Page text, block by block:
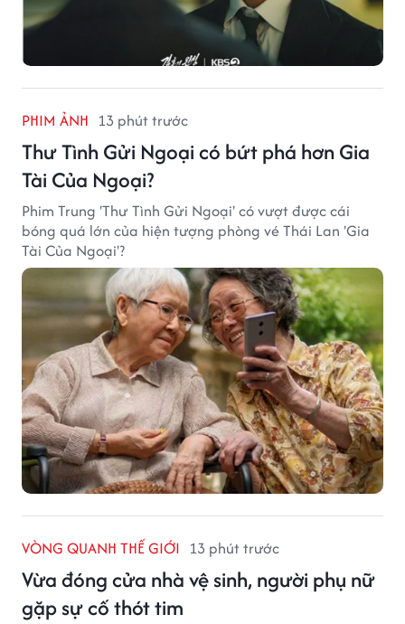
PHIM ẢNH 13 phút trước
Thư Tình Gửi Ngoại có bứt phá hơn Gia
Tài Của Ngoại?
Phim Trung 'Thư Tình Gửi Ngoại' có vượt được cái
bóng quá lớn của hiện tượng phòng vé Thái Lan 'Gia
Tài Của Ngoại'?
VÒNG QUANH THẾ GIỚI 13 phút trước
Vừa đóng cửa nhà vệ sinh, người phụ nữ
gặp sự cố thót tim